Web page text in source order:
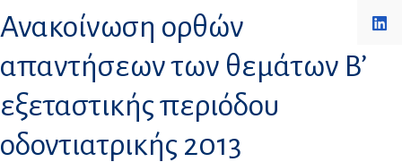
Ανακοίνωση ορθών
απαντήσεων των θεμάτων B’
εξεταστικής περιόδου
οδοντιατρικής 2013